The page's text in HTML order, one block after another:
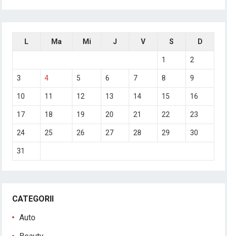
L Ma Mi J V S D
1 2
3 4 5 6 7 8 9
10 11 12 13 14 15 16
17 18 19 20 21 22 23
24 25 26 27 28 29 30
31
CATEGORII
Auto